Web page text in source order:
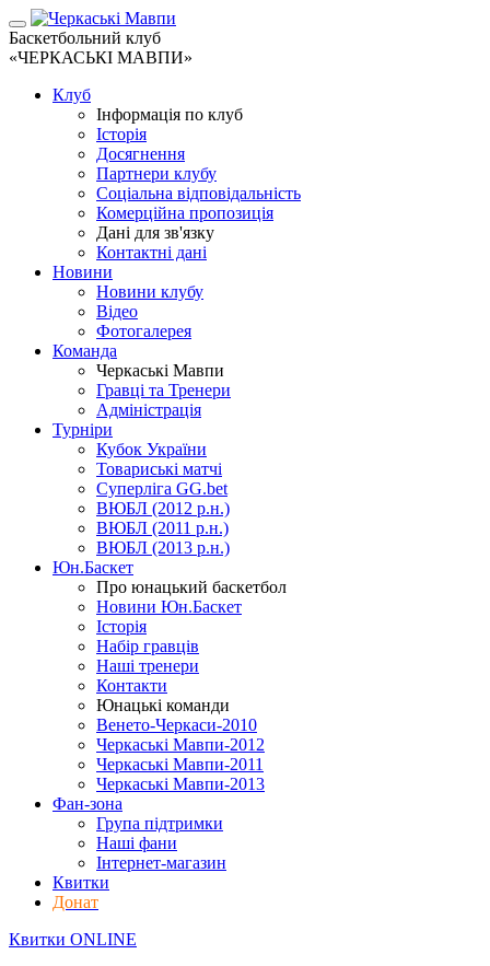
Баскетбольний клуб
«ЧЕРКАСЬКІ МАВПИ»
Клуб
Інформація по клуб
Історія
Досягнення
Партнери клубу
Соціальна відповідальність
Комерційна пропозиція
Дані для зв'язку
Контактні дані
Новини
Новини клубу
Відео
Фотогалерея
Команда
Черкаські Мавпи
Гравці та Тренери
Адміністрація
Турніри
Кубок України
Товариські матчі
Суперліга GG.bet
ВЮБЛ (2012 р.н.)
ВЮБЛ (2011 р.н.)
ВЮБЛ (2013 р.н.)
Юн.Баскет
Про юнацький баскетбол
Новини Юн.Баскет
Історія
Набір гравців
Наші тренери
Контакти
Юнацькі команди
Венето-Черкаси-2010
Черкаські Мавпи-2012
Черкаські Мавпи-2011
Черкаські Мавпи-2013
Фан-зона
Група підтримки
Наші фани
Інтернет-магазин
Квитки
Донат
Квитки ONLINE